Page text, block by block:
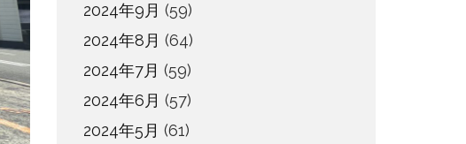
2024年9月 (59)
2024年8月 (64)
2024年7月 (59)
2024年6月 (57)
2024年5月 (61)